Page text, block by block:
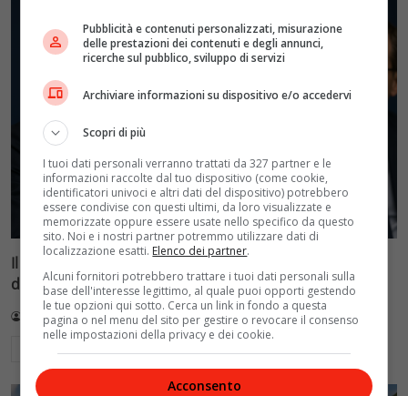
Il caos della Figc: Pirlo dice no, Maldini rischia le
dimissioni, Malagò promette il ct entro domani
Redazione VelvetMAG 2 Agosto 2026
Pubblicità e contenuti personalizzati, misurazione
delle prestazioni dei contenuti e degli annunci,
ricerche sul pubblico, sviluppo di servizi
Archiviare informazioni su dispositivo e/o accedervi
Scopri di più
I tuoi dati personali verranno trattati da 327 partner e le
informazioni raccolte dal tuo dispositivo (come cookie,
identificatori univoci e altri dati del dispositivo) potrebbero
essere condivise con questi ultimi, da loro visualizzate e
memorizzate oppure essere usate nello specifico da questo
sito. Noi e i nostri partner potremmo utilizzare dati di
localizzazione esatti. Elenco dei partner.
Alcuni fornitori potrebbero trattare i tuoi dati personali sulla
base dell'interesse legittimo, al quale puoi opporti gestendo
le tue opzioni qui sotto. Cerca un link in fondo a questa
pagina o nel menu del sito per gestire o revocare il consenso
nelle impostazioni della privacy e dei cookie.
Acconsento